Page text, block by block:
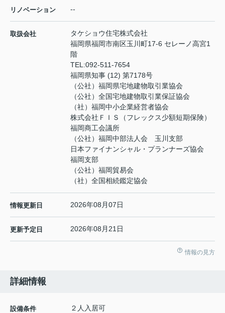
リノベーション --
取扱会社
タケショウ住宅株式会社
福岡県福岡市南区玉川町17-6 セレーノ高宮1
階
TEL:092-511-7654
福岡県知事 (12) 第7178号
（公社）福岡県宅地建物取引業協会
（公社）全国宅地建物取引業保証協会
（社）福岡中小企業経営者協会
株式会社ＦＩＳ（フレックス少額短期保険）
福岡商工会議所
（公社）福岡中部法人会 玉川支部
日本ファイナンシャル・プランナーズ協会
福岡支部
（公社）福岡貿易会
（社）全国相続鑑定協会
情報更新日 2026年08月07日
更新予定日 2026年08月21日
情報の見方
詳細情報
設備条件 ２人入居可